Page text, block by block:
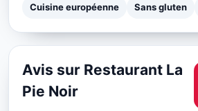
Cuisine européenne Sans gluten
Avis sur Restaurant La
Pie Noir